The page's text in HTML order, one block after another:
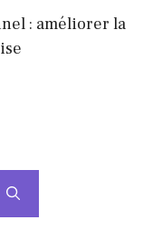
: améliorer la